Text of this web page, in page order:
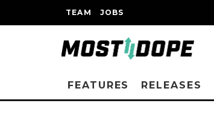
TEAM JOBS
FEATURES RELEASES